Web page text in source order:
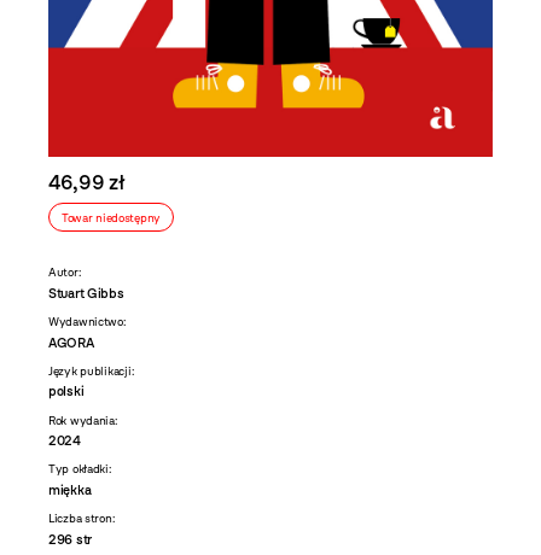
46,99 zł
Towar niedostępny
Autor:
Stuart Gibbs
Wydawnictwo:
AGORA
Język publikacji:
polski
Rok wydania:
2024
Typ okładki:
miękka
Liczba stron:
296 str